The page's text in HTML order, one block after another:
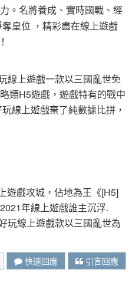
。名將養成、實時國戰、經
皇位 ，精彩盡在線上遊戲
！
線上遊戲一款以三國亂世免
類H5遊戲，遊戲特有的戰中
線上遊戲棄了純數據比拼，
遊戲攻城，佔地為王《[H5]
年線上遊戲誰主沉浮.
玩線上遊戲款以三國亂世為
快速回應 引言回應